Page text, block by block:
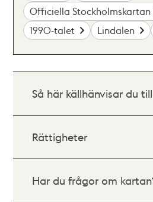
Officiella Stockholmskartan
1990-talet
Lindalen
Så här källhänvisar du
Rättigheter
Har du frågor om